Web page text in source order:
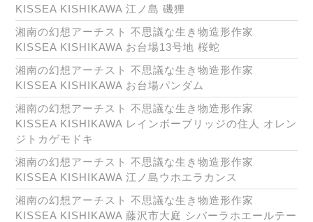
KISSEA KISHIKAWA 江ノ島 磯狸
湘南の幻想アーチスト 不思議な生き物造形作家
KISSEA KISHIKAWA お台場13号地 桜蛇
湘南の幻想アーチスト 不思議な生き物造形作家
KISSEA KISHIKAWA お台場パンダム
湘南の幻想アーチスト 不思議な生き物造形作家
KISSEA KISHIKAWA レインボーブリッジの住人 オレン
ジトカゲモドキ
湘南の幻想アーチスト 不思議な生き物造形作家
KISSEA KISHIKAWA 江ノ島ウホエラカンス
湘南の幻想アーチスト 不思議な生き物造形作家
KISSEA KISHIKAWA 藤沢市大庭 シバーラホエールテー